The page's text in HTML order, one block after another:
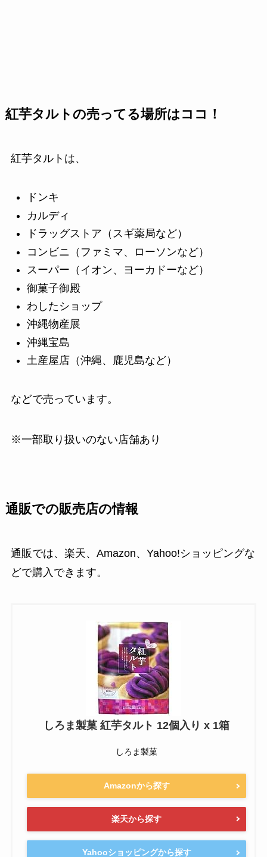
紅芋タルトの売ってる場所はココ！
紅芋タルトは、
ドンキ
カルディ
ドラッグストア（スギ薬局など）
コンビニ（ファミマ、ローソンなど）
スーパー（イオン、ヨーカドーなど）
御菓子御殿
わしたショップ
沖縄物産展
沖縄宝島
土産屋店（沖縄、鹿児島など）
などで売っています。
※一部取り扱いのない店舗あり
通販での販売店の情報
通販では、楽天、Amazon、Yahoo!ショッピングな
どで購入できます。
しろま製菓 紅芋タルト 12個入り x 1箱
しろま製菓
Amazonから探す
楽天から探す
Yahooショッピングから探す